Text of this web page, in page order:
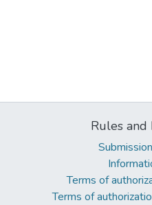
Rules and
Terms of
Terms of